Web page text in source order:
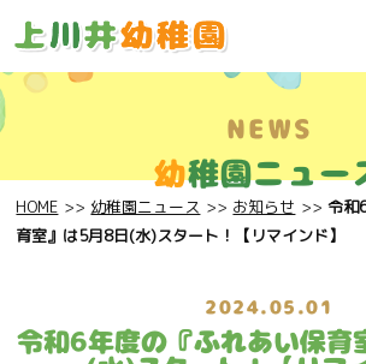
NEWS
幼稚園ニュー
HOME 幼稚園ニュース お知らせ
令和
育室』は5月8日(水)スタート！【リマインド】
2024.05.01
令和6年度の『ふれあい保育